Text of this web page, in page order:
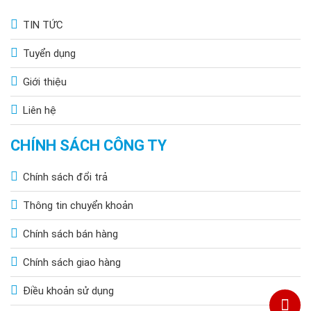
Ứng dụng thực tế của đèn năng lượng mặt
TIN TỨC
Tuyển dụng
Giới thiệu
Liên hệ
CHÍNH SÁCH CÔNG TY
Chính sách đổi trả
Thông tin chuyển khoản
Chính sách bán hàng
Chính sách giao hàng
Điều khoản sử dụng